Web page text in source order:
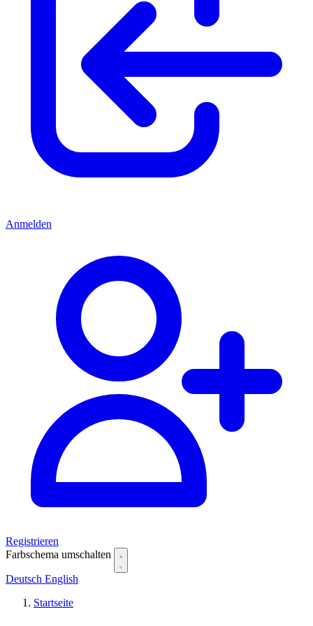
Anmelden
Registrieren
Farbschema umschalten
Deutsch English
Startseite